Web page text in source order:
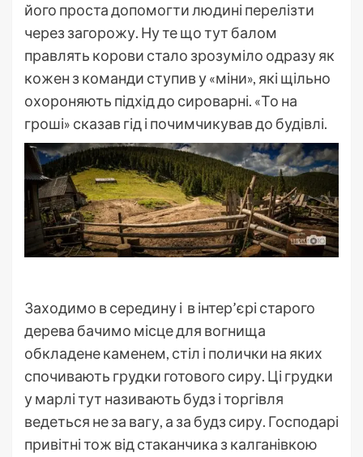
його проста допомогти людині перелізти
через загорожу. Ну те що тут балом
правлять корови стало зрозуміло одразу як
кожен з команди ступив у «міни», які щільно
охороняють підхід до сироварні. «То на
гроші» сказав гід і почимчикував до будівлі.
Заходимо в середину і в інтер’єрі старого
дерева бачимо місце для вогнища
обкладене каменем, стіл і полички на яких
спочивають грудки готового сиру. Ці грудки
у марлі тут називають будз і торгівля
ведеться не за вагу, а за будз сиру. Господарі
привітні тож від стаканчика з калганівкою